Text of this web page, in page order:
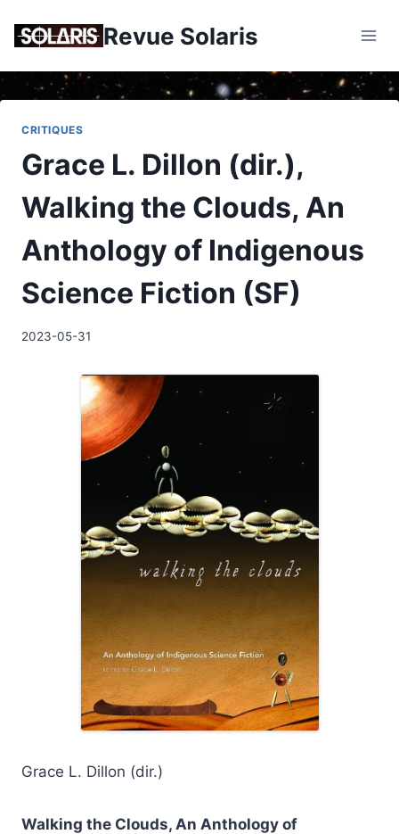
Revue Solaris
CRITIQUES
Grace L. Dillon (dir.),
Walking the Clouds, An
Anthology of Indigenous
Science Fiction (SF)
2023-05-31
Grace L. Dillon (dir.)
Walking the Clouds, An Anthology of